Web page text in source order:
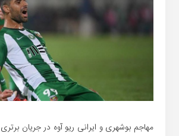
مهاجم بوشهری و ایرانی ریو آوه در جریان برتری